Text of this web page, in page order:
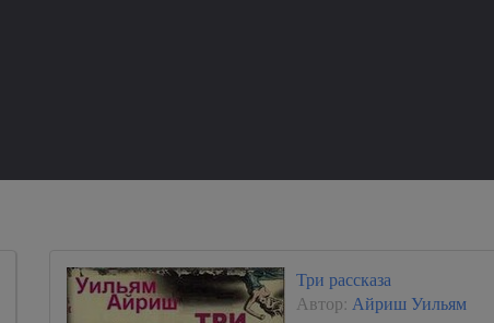
Три рассказа
Автор: Айриш Уильям